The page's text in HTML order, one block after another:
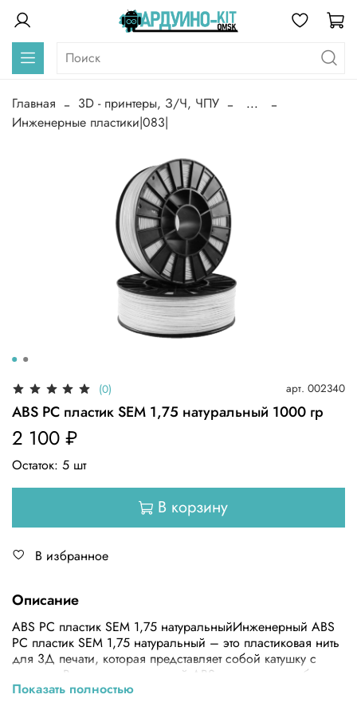
Главная 3D - принтеры, З/Ч, ЧПУ
...
Инженерные пластики|083|
(0) арт. 002340
ABS PC пластик SEM 1,75 натуральный 1000 гр
2 100 ₽
Остаток: 5 шт
В корзину
В избранное
Описание
ABS PC пластик SEM 1,75 натуральныйИнженерный ABS
PC пластик SEM 1,75 натуральный – это пластиковая нить
для 3Д печати, которая представляет собой катушку с
прутком. В основе стандартный ABS, к которому добавлен
поликарбонат для повышения ударной прочности,
Показать полностью